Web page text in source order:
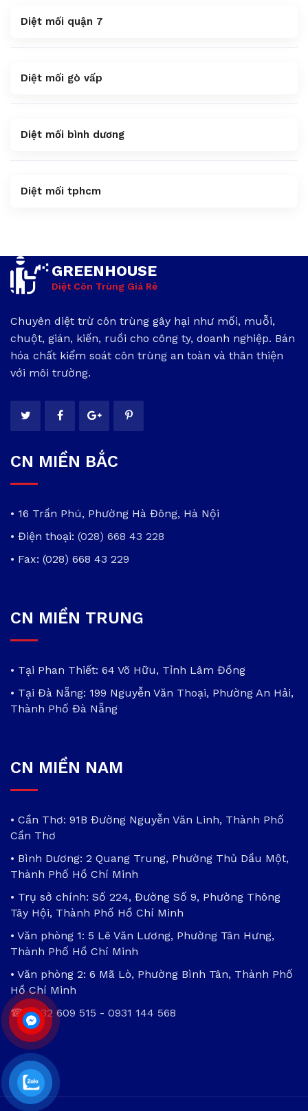
Diệt mối quận 7
Diệt mối gò vấp
Diệt mối bình dương
Diệt mối tphcm
GREENHOUSE
Diệt Côn Trùng Giá Rẻ
Chuyên diệt trừ côn trùng gây hại như mối, muỗi,
chuột, gián, kiến, ruồi cho công ty, doanh nghiệp. Bán
hóa chất kiểm soát côn trùng an toàn và thân thiện
với môi trường.
CN MIỀN BẮC
• 16 Trần Phú, Phường Hà Đông, Hà Nội
• Điện thoại: (028) 668 43 228
• Fax: (028) 668 43 229
CN MIỀN TRUNG
• Tại Phan Thiết: 64 Võ Hữu, Tỉnh Lâm Đồng
• Tại Đà Nẵng: 199 Nguyễn Văn Thoại, Phường An Hải,
Thành Phố Đà Nẵng
CN MIỀN NAM
• Cần Thơ: 91B Đường Nguyễn Văn Linh, Thành Phố
Cần Thơ
• Bình Dương: 2 Quang Trung, Phường Thủ Dầu Một,
Thành Phố Hồ Chí Minh
• Trụ sở chính: Số 224, Đường Số 9, Phường Thông
Tây Hội, Thành Phố Hồ Chí Minh
• Văn phòng 1: 5 Lê Văn Lương, Phường Tân Hưng,
Thành Phố Hồ Chí Minh
• Văn phòng 2: 6 Mã Lò, Phường Bình Tân, Thành Phố
Hồ Chí Minh
☎0932 609 515 - 0931 144 568